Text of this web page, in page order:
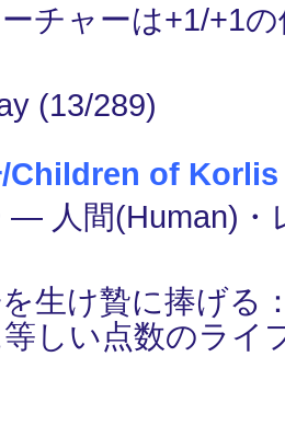
チャーは+1/+1
(13/289)
/Children of Korlis
― 人間(Human)
生け贄に捧げる
しい点数のライ